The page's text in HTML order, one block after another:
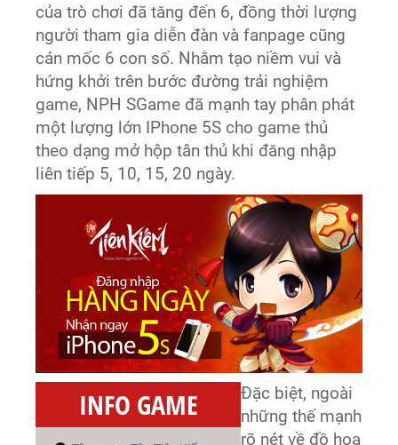
của trò chơi đã tăng đến 6, đồng thời lượng
người tham gia diễn đàn và fanpage cũng
cán mốc 6 con số. Nhằm tạo niềm vui và
hứng khởi trên bước đường trải nghiệm
game, NPH SGame đã mạnh tay phân phát
một lượng lớn IPhone 5S cho game thủ
theo dạng mở hộp tân thủ khi đăng nhập
liên tiếp 5, 10, 15, 20 ngày.
INFO GAME
Đặc biệt, ngoài
những thế mạnh
rõ nét về đồ họa